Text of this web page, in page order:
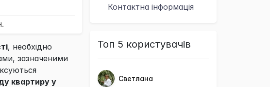
, необхідно
зазначеними
квартиру у
Контактна інформація
Топ 5 користувачів
Светлана